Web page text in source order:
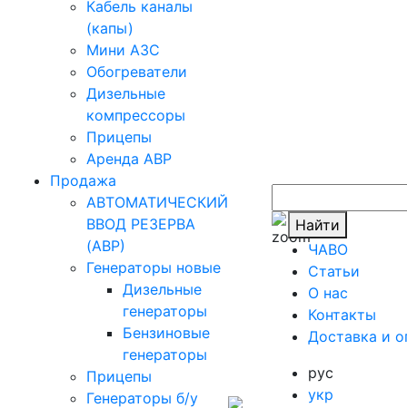
Кабель каналы
(капы)
Мини АЗС
Обогреватели
Дизельные
компрессоры
Прицепы
Аренда АВР
Продажа
АВТОМАТИЧЕСКИЙ
ВВОД РЕЗЕРВА
(АВР)
Генераторы новые
Дизельные
генераторы
Бензиновые
генераторы
Прицепы
Генераторы б/у
Найти
ЧАВО
Cтатьи
O нас
Контакты
Доставка и
рус
укр